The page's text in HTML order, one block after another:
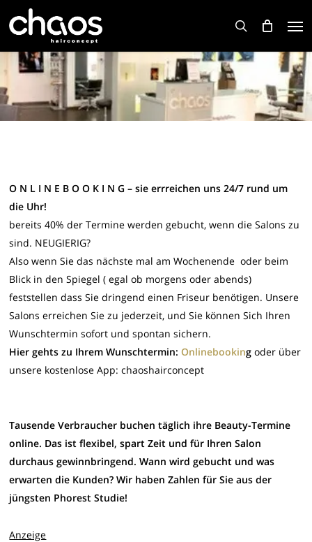
content
search
O N L I N E B O O K I N G – sie errreichen uns 24/7 rund um
die Uhr!
bereits 40% der Termine werden gebucht, wenn die Salons zu
sind. NEUGIERIG?
Also wenn Sie das nächste mal am Wochenende oder beim
Blick in den Spiegel ( egal ob morgens oder abends)
feststellen dass Sie dringend einen Friseur benötigen. Unsere
Salons erreichen Sie zu jederzeit, und Sie können Sich Ihren
Wunschtermin sofort und spontan sichern.
Hier gehts zu Ihrem Wunschtermin:Onlinebooking oder über
unsere kostenlose App: chaoshairconcept
Tausende Verbraucher buchen täglich ihre Beauty-Termine
online. Das ist flexibel, spart Zeit und für Ihren Salon
durchaus gewinnbringend. Wann wird gebucht und was
erwarten die Kunden? Wir haben Zahlen für Sie aus der
jüngsten Phorest Studie!
Anzeige